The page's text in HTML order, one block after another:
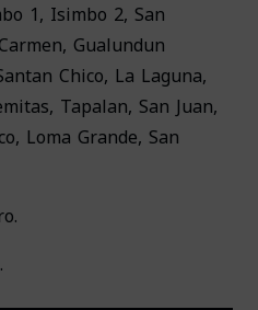
1, Isimbo 2, San
Gualundun
Chico, La Laguna,
Tapalan, San Juan,
Loma Grande, San